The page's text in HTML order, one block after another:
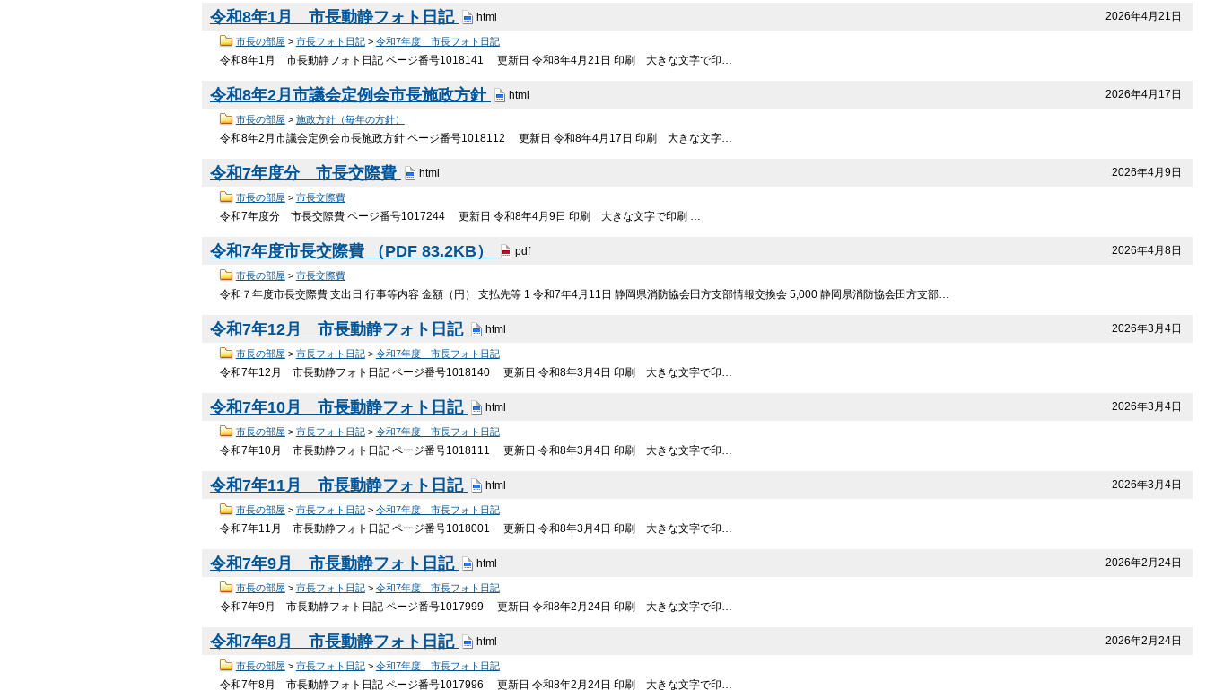
2026年4月21日
令和8年1月 市長動静フォト日記 html
市長の部屋 > 市長フォト日記> 令和7年度 市長フォト日記
令和8年1月 市長動静フォト日記 ページ番号1018141 更新日 令和8年4月21日 印刷 大きな文字で印…
2026年4月17日
令和8年2月市議会定例会市長施政方針 html
市長の部屋 > 施政方針（毎年の方針）
令和8年2月市議会定例会市長施政方針 ページ番号1018112 更新日 令和8年4月17日 印刷 大きな文字…
2026年4月9日
令和7年度分 市長交際費 html
市長の部屋 > 市長交際費
令和7年度分 市長交際費 ページ番号1017244 更新日 令和8年4月9日 印刷 大きな文字で印刷 …
2026年4月8日
令和7年度市長交際費 （PDF 83.2KB） pdf
市長の部屋 > 市長交際費
令和７年度市長交際費 支出日 行事等内容 金額（円） 支払先等 1 令和7年4月11日 静岡県消防協会田方支部情報交換会 5,000 静岡県消防協会田方支部…
2026年3月4日
令和7年12月 市長動静フォト日記 html
市長の部屋 > 市長フォト日記> 令和7年度 市長フォト日記
令和7年12月 市長動静フォト日記 ページ番号1018140 更新日 令和8年3月4日 印刷 大きな文字で印…
2026年3月4日
令和7年10月 市長動静フォト日記 html
市長の部屋 > 市長フォト日記> 令和7年度 市長フォト日記
令和7年10月 市長動静フォト日記 ページ番号1018111 更新日 令和8年3月4日 印刷 大きな文字で印…
2026年3月4日
令和7年11月 市長動静フォト日記 html
市長の部屋 > 市長フォト日記> 令和7年度 市長フォト日記
令和7年11月 市長動静フォト日記 ページ番号1018001 更新日 令和8年3月4日 印刷 大きな文字で印…
2026年2月24日
令和7年9月 市長動静フォト日記 html
市長の部屋 > 市長フォト日記> 令和7年度 市長フォト日記
令和7年9月 市長動静フォト日記 ページ番号1017999 更新日 令和8年2月24日 印刷 大きな文字で印…
2026年2月24日
令和7年8月 市長動静フォト日記 html
市長の部屋 > 市長フォト日記> 令和7年度 市長フォト日記
令和7年8月 市長動静フォト日記 ページ番号1017996 更新日 令和8年2月24日 印刷 大きな文字で印…